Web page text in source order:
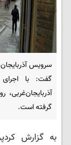
سرویس
گرفته است.
به گزارش